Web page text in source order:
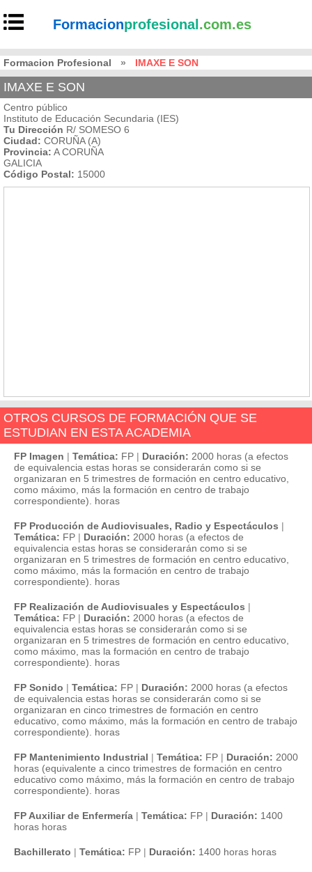
Formacionprofesional .com.es
Formacion Profesional » IMAXE E SON
IMAXE E SON
Centro público
Instituto de Educación Secundaria (IES)
Tu Dirección R/ SOMESO 6
Ciudad: CORUÑA (A)
Provincia: A CORUÑA
GALICIA
Código Postal: 15000
OTROS CURSOS DE FORMACIÓN QUE SE
ESTUDIAN EN ESTA ACADEMIA
FP Imagen | Temática: FP | Duración: 2000 horas (a efectos
de equivalencia estas horas se considerarán como si se
organizaran en 5 trimestres de formación en centro educativo,
como máximo, más la formación en centro de trabajo
correspondiente). horas
FP Producción de Audiovisuales, Radio y Espectáculos |
Temática: FP | Duración: 2000 horas (a efectos de
equivalencia estas horas se considerarán como si se
organizaran en 5 trimestres de formación en centro educativo,
como máximo, más la formación en centro de trabajo
correspondiente). horas
FP Realización de Audiovisuales y Espectáculos |
Temática: FP | Duración: 2000 horas (a efectos de
equivalencia estas horas se considerarán como si se
organizaran en 5 trimestres de formación en centro educativo,
como máximo, mas la formación en centro de trabajo
correspondiente). horas
FP Sonido | Temática: FP | Duración: 2000 horas (a efectos
de equivalencia estas horas se considerarán como si se
organizaran en cinco trimestres de formación en centro
educativo, como máximo, más la formación en centro de trabajo
correspondiente). horas
FP Mantenimiento Industrial | Temática: FP | Duración: 2000
horas (equivalente a cinco trimestres de formación en centro
educativo como máximo, más la formación en centro de trabajo
correspondiente). horas
FP Auxiliar de Enfermería | Temática: FP | Duración: 1400
horas horas
Bachillerato | Temática: FP | Duración: 1400 horas horas